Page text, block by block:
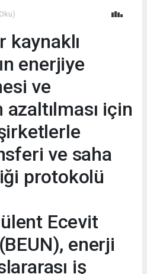
kaynaklı
enerjiye
ve
için
ve saha
protokolü
Ecevit
enerji
iş